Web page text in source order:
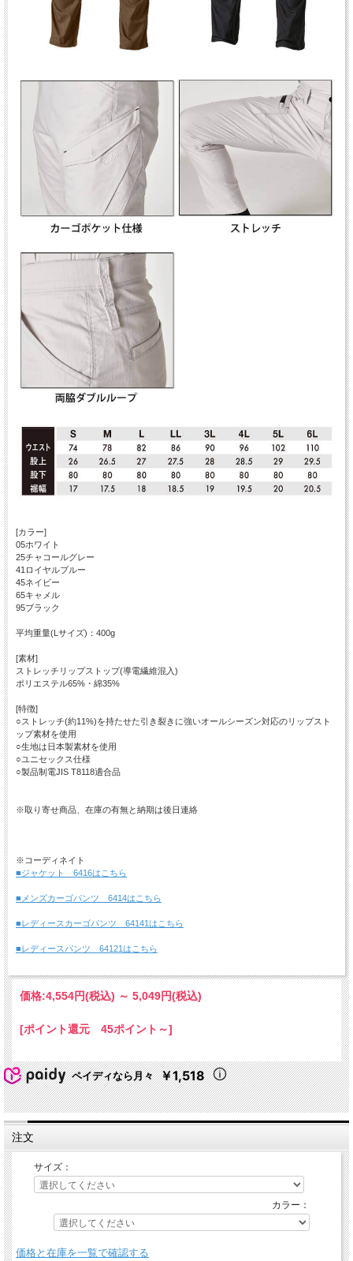
[カラー]
05ホワイト
25チャコールグレー
41ロイヤルブルー
45ネイビー
65キャメル
95ブラック
平均重量(Lサイズ)：400g
[素材]
ストレッチリップストップ(導電繊維混入)
ポリエステル65%・綿35%
[特徴]
○ストレッチ(約11%)を持たせた引き裂きに強いオールシーズン対応のリップスト
ップ素材を使用
○生地は日本製素材を使用
○ユニセックス仕様
○製品制電JIS T8118適合品
※取り寄せ商品、在庫の有無と納期は後日連絡
※コーディネイト
■ジャケット 6416はこちら
■メンズカーゴパンツ 6414はこちら
■レディースカーゴパンツ 64141はこちら
■レディースパンツ 64121はこちら
価格:4,554円(税込) ～ 5,049円(税込)
[ポイント還元 45ポイント～]
ペイディなら月々 ￥1,518
注文
サイズ：
カラー：
価格と在庫を一覧で確認する